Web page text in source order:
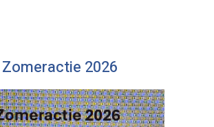
Zomeractie 2026